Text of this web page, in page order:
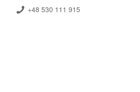
+48 530 111 915